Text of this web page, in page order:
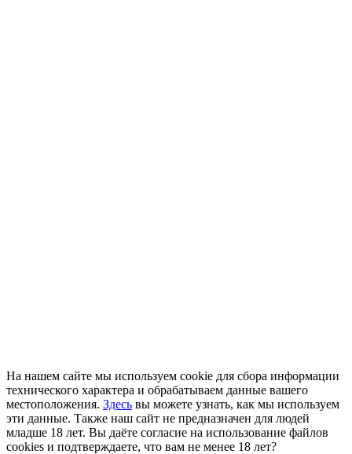
На нашем сайте мы используем cookie для сбора информации
технического характера и обрабатываем данные вашего
местоположения. Здесь вы можете узнать, как мы используем
эти данные. Также наш сайт не предназначен для людей
младше 18 лет. Вы даёте согласие на использование файлов
cookies и подтверждаете, что вам не менее 18 лет?